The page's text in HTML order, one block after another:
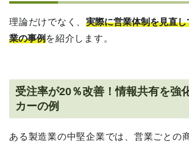
理論だけでなく、 実際に営業体制を見直
業の事例を紹介します。
受注率が20％改善！情報共有を強
カーの例
ある製造業の中堅企業では、営業ごとの